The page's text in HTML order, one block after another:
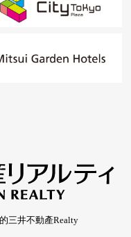
三井不動產Realty